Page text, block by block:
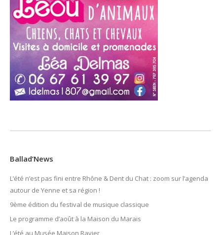
Ballad’News
L’été n’est pas fini entre Rhône & Dent du Chat : zoom sur l’agenda
autour de Yenne et sa région !
9ème édition du festival de musique classique
Le programme d’août à la Maison du Marais
L’été au Musée Maison Ravier